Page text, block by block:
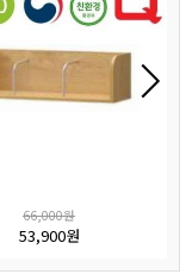
66,000원
53,900원